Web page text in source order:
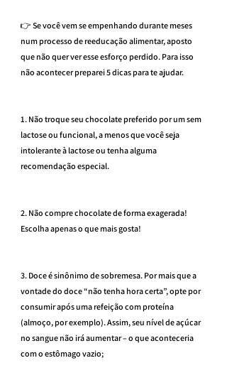
👉 Se você vem se empenhando durante meses
num processo de reeducação alimentar, aposto
que não quer ver esse esforço perdido. Para isso
não acontecer preparei 5 dicas para te ajudar.
1. Não troque seu chocolate preferido por um sem
lactose ou funcional, a menos que você seja
intolerante à lactose ou tenha alguma
recomendação especial.
2. Não compre chocolate de forma exagerada!
Escolha apenas o que mais gosta!
3. Doce é sinônimo de sobremesa. Por mais que a
vontade do doce “não tenha hora certa”, opte por
consumir após uma refeição com proteína
(almoço, por exemplo). Assim, seu nível de açúcar
no sangue não irá aumentar – o que aconteceria
com o estômago vazio;